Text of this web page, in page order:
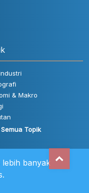
& Makro
Topik
lebih banyak